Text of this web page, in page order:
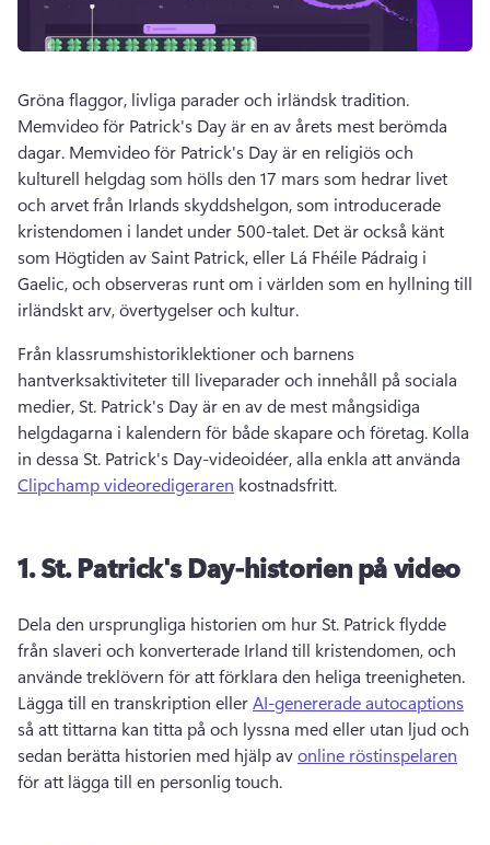
Memvideo för Patrick's Day är en av årets mest berömda
dagar. Memvideo för Patrick's Day är en religiös och
kulturell helgdag som hölls den 17 mars som hedrar livet
och arvet från Irlands skyddshelgon, som introducerade
kristendomen i landet under 500-talet. Det är också känt
som Högtiden av Saint Patrick, eller Lá Fhéile Pádraig i
Gaelic, och observeras runt om i världen som en hyllning till
irländskt arv, övertygelser och kultur.
Från klassrumshistoriklektioner och barnens
hantverksaktiviteter till liveparader och innehåll på sociala
medier, St. Patrick's Day är en av de mest mångsidiga
helgdagarna i kalendern för både skapare och företag. Kolla
in dessa St. Patrick's Day-videoidéer, alla enkla att använda
Clipchamp videoredigeraren kostnadsfritt.
1.St.Patrick's Day-historien på video
Dela den ursprungliga historien om hur St. Patrick flydde
från slaveri och konverterade Irland till kristendomen, och
Lägga till en transkription eller AI-genererade autocaptions
så att tittarna kan titta på och lyssna med eller utan ljud och
sedan berätta historien med hjälp av online röstinspelaren
för att lägga till en personlig touch.